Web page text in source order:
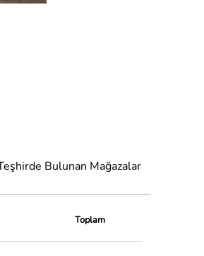
Bulunan Mağazalar
Toplam